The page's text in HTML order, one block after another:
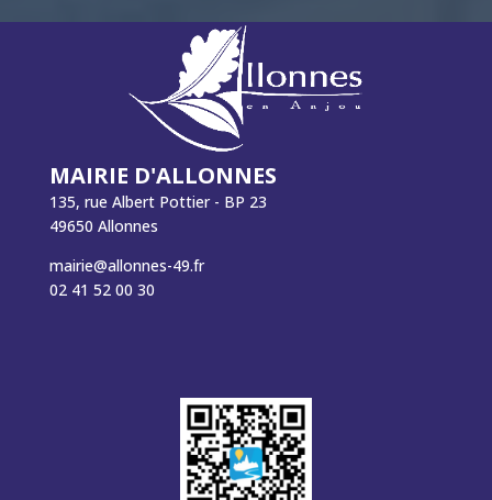
MAIRIE D'ALLONNES
135, rue Albert Pottier - BP 23
49650 Allonnes
mairie@allonnes-49.fr
02 41 52 00 30